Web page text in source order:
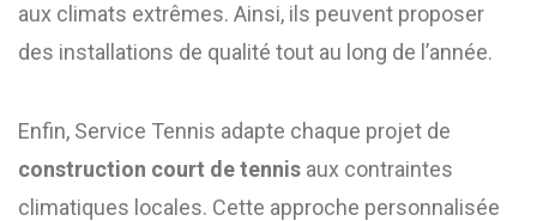
aux climats extrêmes. Ainsi, ils peuvent proposer
des installations de qualité tout au long de l’année.
Enfin, Service Tennis adapte chaque projet de
construction court de tennis aux contraintes
climatiques locales. Cette approche personnalisée